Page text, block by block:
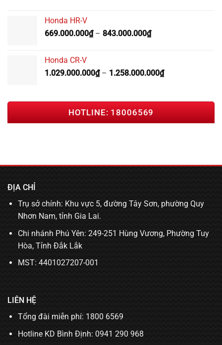
Trụ sở chính: Khu vực 5, đường Tây Sơn, phường Quy
Nhơn Nam, tỉnh Gia Lai.
Hòa, Tỉnh Đắk Lắk
Tổng đài miễn phí: 1800 6569
Hotline KD Bình Định:0941 290 968
Hotline KD Phú Yên:0888 786 569
Hotline dịch vụ: 0941 290 879
Honda Việt Nam
Kết nối với chúng tôi